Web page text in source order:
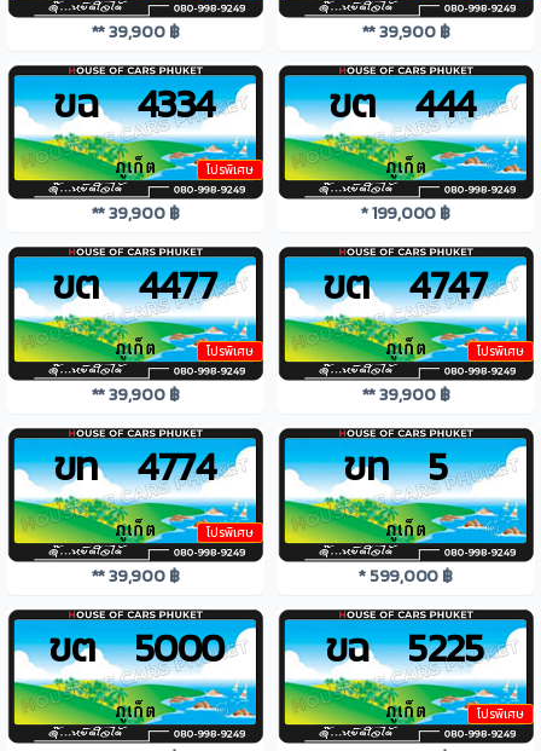
** 39,900 ฿ ** 39,900 ฿
โปรพิเศษ
ขฉ 4334
** 39,900 ฿
ขต 444
* 199,000 ฿
โปรพิเศษ
ขต 4477
** 39,900 ฿
โปรพิเศษ
ขต 4747
** 39,900 ฿
โปรพิเศษ
ขท 4774
** 39,900 ฿
ขท 5
* 599,000 ฿
ขต 5000
โปรพิเศษ
ขฉ 5225